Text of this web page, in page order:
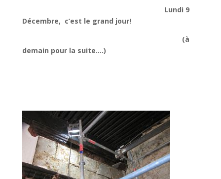
Lundi 9
Décembre, c’est le grand jour!
(à
demain pour la suite….)